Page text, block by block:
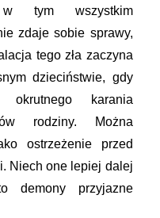
tym wszystkim
zdaje sobie sprawy,
tego zła zaczyna
dzieciństwie, gdy
karania
rodziny. Można
ostrzeżenie przed
Niech one lepiej dalej
demony przyjazne